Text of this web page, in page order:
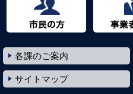
各課のご案内
サイトマップ